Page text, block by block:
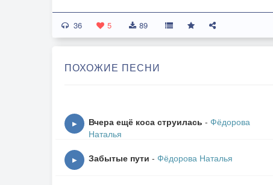
Нет счастливей ребят на планете,
Жизнь которых надеждой полна.
Скинув тяжесть прожитых лет.
Словно утром с зарёю проснулись,
36 5 89
ПОХОЖИЕ ПЕСНИ
▶ Вчера ещё коса струилась - Фёдорова
Наталья
▶ Забытые пути - Фёдорова Наталья